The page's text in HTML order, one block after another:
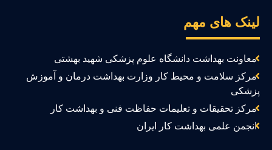
های مهم
معاونت بهداشت دانشگاه علوم پزشکی شهید بهشتی
مرکز سلامت و محیط کار وزارت بهداشت درمان و آموزش
مرکز تحقیقات و تعلیمات حفاظت فنی و بهداشت کار
انجمن علمی بهداشت کار ایران